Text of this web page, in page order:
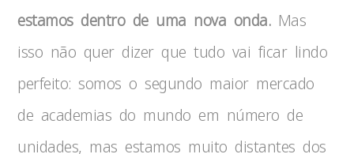
estamos dentro de uma nova onda. Mas
isso não quer dizer que tudo vai ficar lindo
perfeito: somos o segundo maior mercado
de academias do mundo em número de
unidades, mas estamos muito distantes dos